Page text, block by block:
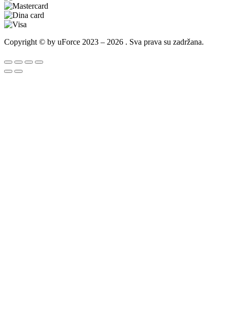
Copyright © by uForce 2023 – 2026 . Sva prava su zadržana.